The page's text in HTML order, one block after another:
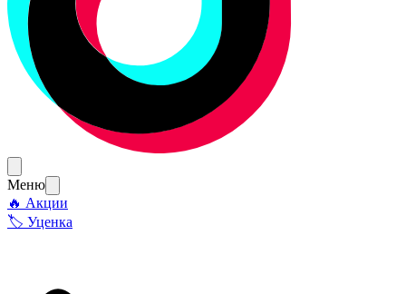
Меню
🔥 Акции
🏷 Уценка